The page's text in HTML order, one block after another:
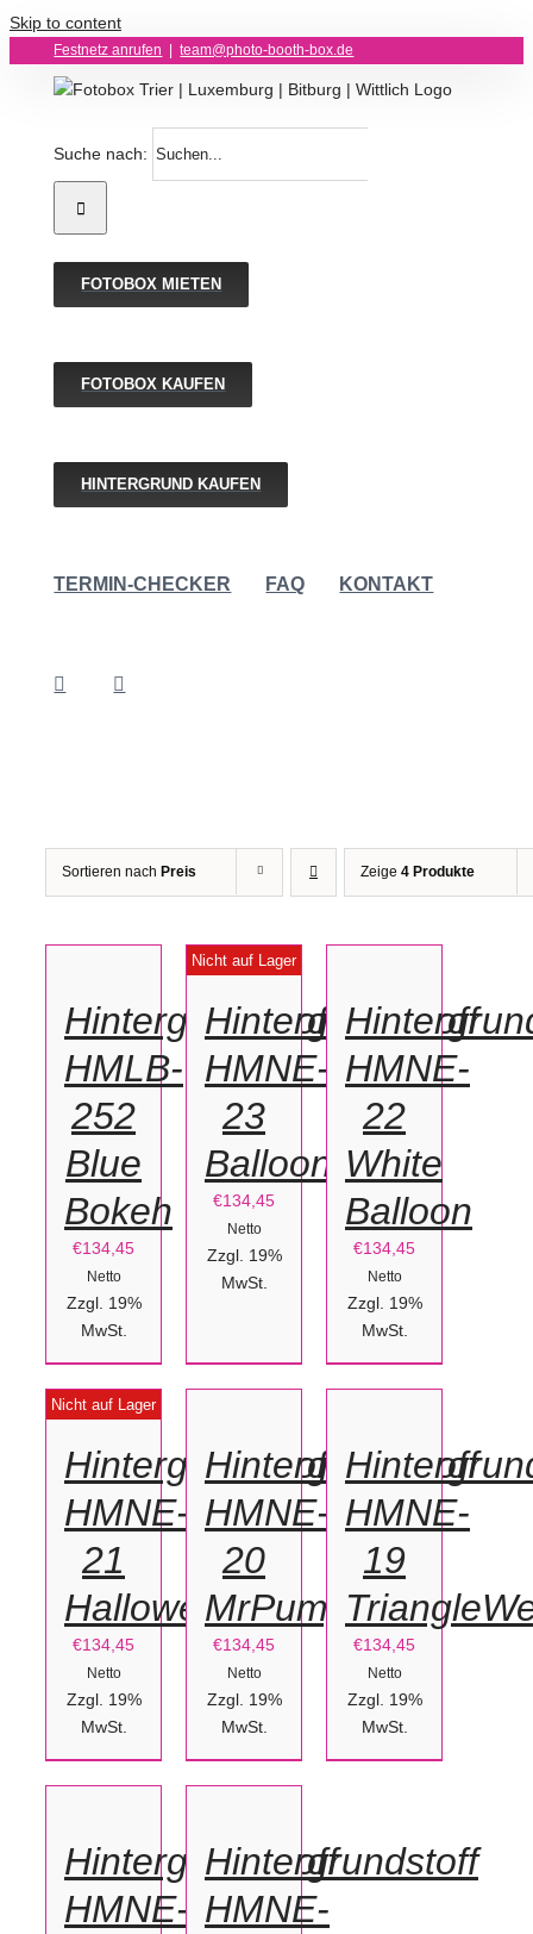
Skip to content
Festnetz anrufen team@photo-booth-box.de
Suche nach:
FOTOBOX MIETEN
FOTOBOX KAUFEN
HINTERGRUND KAUFEN
TERMIN-CHECKER FAQ KONTAKT
Sortieren nach Preis Zeige 4 Produkte
IN
WARENKORB
DETAILS
Hintergrundstoff
HMLB-
252
Blue
Bokeh
€134,45
Netto
Zzgl. 19%
MwSt.
Nicht auf Lager
DETAILS
Hintergrundstoff
HMNE-
23
Balloon
€134,45
Netto
Zzgl. 19%
MwSt.
IN
DETAILS
HMNE-
22
White
Balloon
€134,45
Netto
Zzgl. 19%
MwSt.
Nicht auf Lager
DETAILS
Hintergrundstoff
HMNE-
21
Halloween
€134,45
Netto
Zzgl. 19%
MwSt.
DEN
DETAILS
Hintergrundstoff
HMNE-
20
MrPumpkin
€134,45
Netto
Zzgl. 19%
MwSt.
DEN
DETAILS
HMNE-
19
€134,45
Netto
Zzgl. 19%
MwSt.
DEN
DETAILS
Hintergrundstoff
HMNE-
DEN
DETAILS
Hintergrundstoff
HMNE-